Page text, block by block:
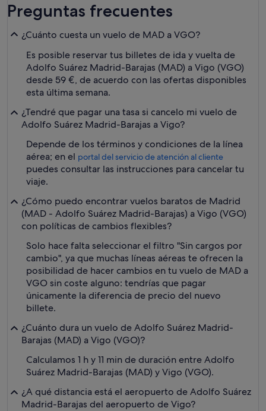
Preguntas frecuentes
¿Cuánto cuesta un vuelo de MAD a VGO?
Es posible reservar tus billetes de ida y vuelta de
Adolfo Suárez Madrid-Barajas (MAD) a Vigo (VGO)
desde 59 €, de acuerdo con las ofertas disponibles
esta última semana.
¿Tendré que pagar una tasa si cancelo mi vuelo de
Adolfo Suárez Madrid-Barajas a Vigo?
Depende de los términos y condiciones de la línea
aérea; en el portal del servicio de atención al cliente
puedes consultar las instrucciones para cancelar tu
viaje.
¿Cómo puedo encontrar vuelos baratos de Madrid
(MAD - Adolfo Suárez Madrid-Barajas) a Vigo (VGO)
con políticas de cambios flexibles?
Solo hace falta seleccionar el filtro "Sin cargos por
cambio", ya que muchas líneas aéreas te ofrecen la
posibilidad de hacer cambios en tu vuelo de MAD a
VGO sin coste alguno: tendrías que pagar
únicamente la diferencia de precio del nuevo
billete.
¿Cuánto dura un vuelo de Adolfo Suárez Madrid-
Barajas (MAD) a Vigo (VGO)?
Calculamos 1 h y 11 min de duración entre Adolfo
Suárez Madrid-Barajas (MAD) y Vigo (VGO).
¿A qué distancia está el aeropuerto de Adolfo Suárez
Madrid-Barajas del aeropuerto de Vigo?